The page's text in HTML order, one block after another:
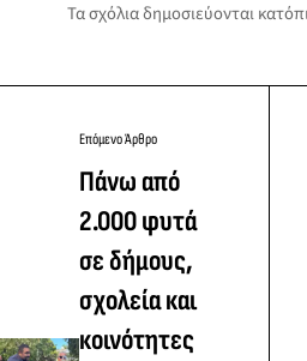
Τα σχόλια δημοσιεύονται
Επόμενο Άρθρο
Πάνω από
2.000 φυτά
σε δήμους,
σχολεία και
κοινότητες